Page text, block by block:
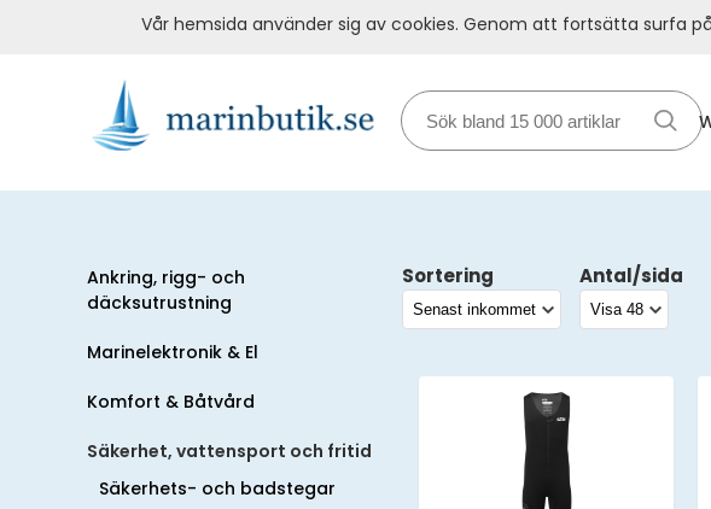
Ankring, rigg- och
däcksutrustning
Marinelektronik & El
Komfort & Båtvård
Säkerhet, vattensport och fritid
Säkerhets- och badstegar
Sortering Antal/sida
Vår hemsida använder sig av cookies. Genom att fortsätta surfa